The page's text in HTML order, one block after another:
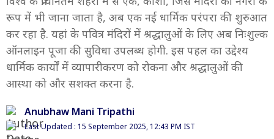
रूप में भी जाना जाता है, अब एक नई धार्मिक परंपरा की शुरुआत
कर रहा है. यहां के पवित्र मंदिरों में श्रद्धालुओं के लिए अब निःशुल्क
ऑनलाइन पूजा की सुविधा उपलब्ध होगी. इस पहल का उद्देश्य
धार्मिक कार्यों में व्यापारीकरण को रोकना और श्रद्धालुओं की
आस्था को और सशक्त करना है.
Anubhaw Mani Tripathi
Last Updated : 15 September 2025, 12:43 PM IST